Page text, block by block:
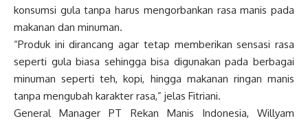
konsumsi gula tanpa harus mengorbankan rasa manis pada
makanan dan minuman.
“Produk ini dirancang agar tetap memberikan sensasi rasa
seperti gula biasa sehingga bisa digunakan pada berbagai
minuman seperti teh, kopi, hingga makanan ringan manis
tanpa mengubah karakter rasa,” jelas Fitriani.
General Manager PT Rekan Manis Indonesia, Willyam